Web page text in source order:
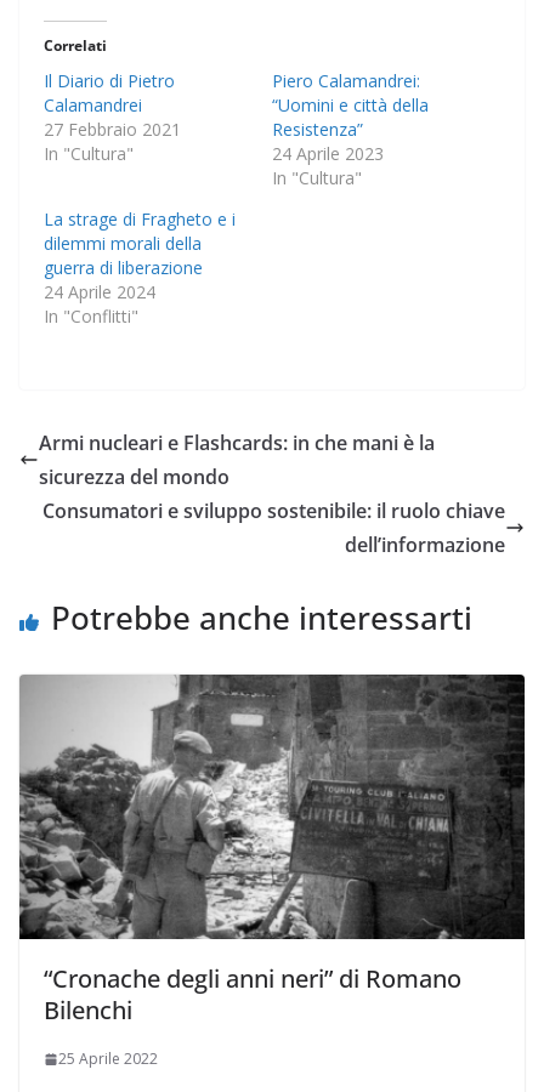
Correlati
Il Diario di Pietro
Calamandrei
27 Febbraio 2021
In "Cultura"
Piero Calamandrei:
“Uomini e città della
Resistenza”
24 Aprile 2023
In "Cultura"
La strage di Fragheto e i
dilemmi morali della
guerra di liberazione
24 Aprile 2024
In "Conflitti"
Armi nucleari e Flashcards: in che mani è la
sicurezza del mondo
Consumatori e sviluppo sostenibile: il ruolo chiave
dell’informazione
Potrebbe anche interessarti
“Cronache degli anni neri” di Romano
Bilenchi
25 Aprile 2022